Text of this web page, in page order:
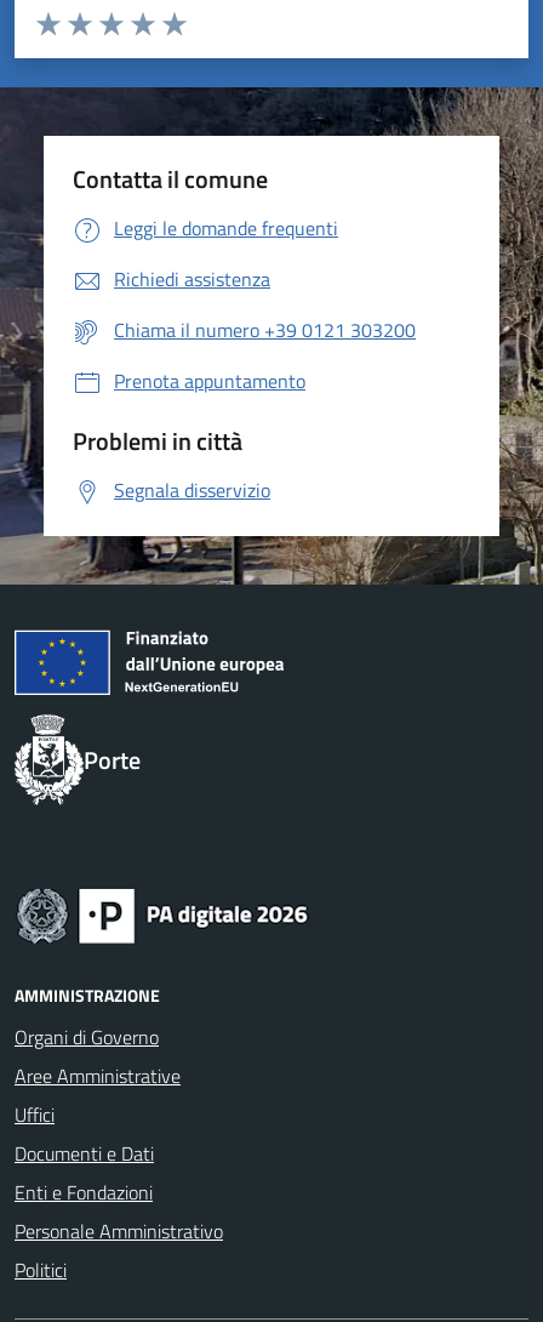
Valuta da 1 a 5 stelle la pagina
Valuta 5 stelle su 5
Valuta 4 stelle su 5
Valuta 3 stelle su 5
Valuta 2 stelle su 5
Valuta 1 stelle su 5
Contatta il comune
Leggi le domande frequenti
Richiedi assistenza
Chiama il numero +39 0121 303200
Prenota appuntamento
Problemi in città
Segnala disservizio
Porte
AMMINISTRAZIONE
Organi di Governo
Aree Amministrative
Uffici
Documenti e Dati
Enti e Fondazioni
Personale Amministrativo
Politici